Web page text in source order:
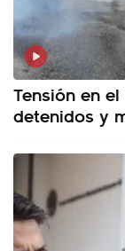
Tensión en
detenidos y